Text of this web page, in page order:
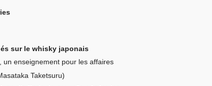
sur le whisky japonais
un enseignement pour les affaires
Taketsuru)